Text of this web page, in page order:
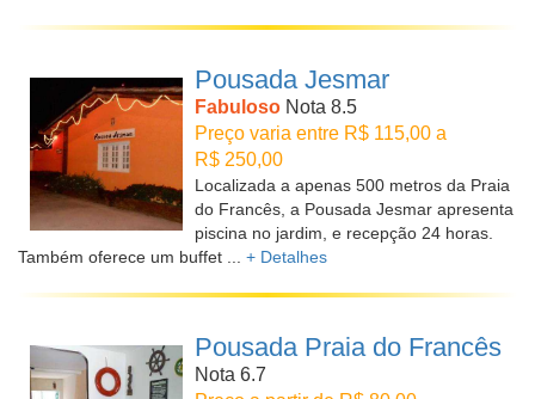
Pousada Jesmar
Fabuloso Nota 8.5
Preço varia entre R$ 115,00 a
R$ 250,00
Localizada a apenas 500 metros da Praia
do Francês, a Pousada Jesmar apresenta
piscina no jardim, e recepção 24 horas.
Também oferece um buffet ... + Detalhes
Pousada Praia do Francês
Nota 6.7